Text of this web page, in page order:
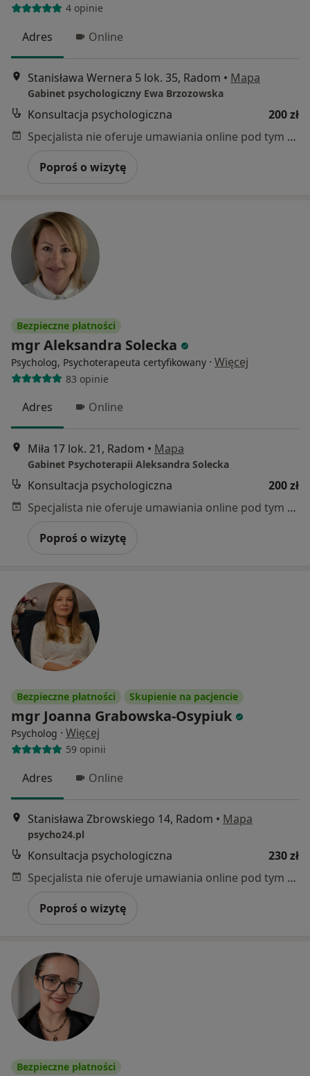
4 opinie
Adres Online
Stanisława Wernera 5 lok. 35, Radom • Mapa
Gabinet psychologiczny Ewa Brzozowska
Konsultacja psychologiczna
200 zł
Specjalista nie oferuje umawiania online pod tym adresem.
Poproś o wizytę
Bezpieczne płatności
mgr Aleksandra Solecka
Psycholog, Psychoterapeuta certyfikowany · Więcej
83 opinie
Adres Online
Miła 17 lok. 21, Radom • Mapa
Gabinet Psychoterapii Aleksandra Solecka
Konsultacja psychologiczna
200 zł
Specjalista nie oferuje umawiania online pod tym adresem.
Poproś o wizytę
Bezpieczne płatności Skupienie na pacjencie
mgr Joanna Grabowska-Osypiuk
Psycholog · Więcej
59 opinii
Adres Online
Stanisława Zbrowskiego 14, Radom • Mapa
psycho24.pl
Konsultacja psychologiczna
230 zł
Specjalista nie oferuje umawiania online pod tym adresem.
Poproś o wizytę
Bezpieczne płatności